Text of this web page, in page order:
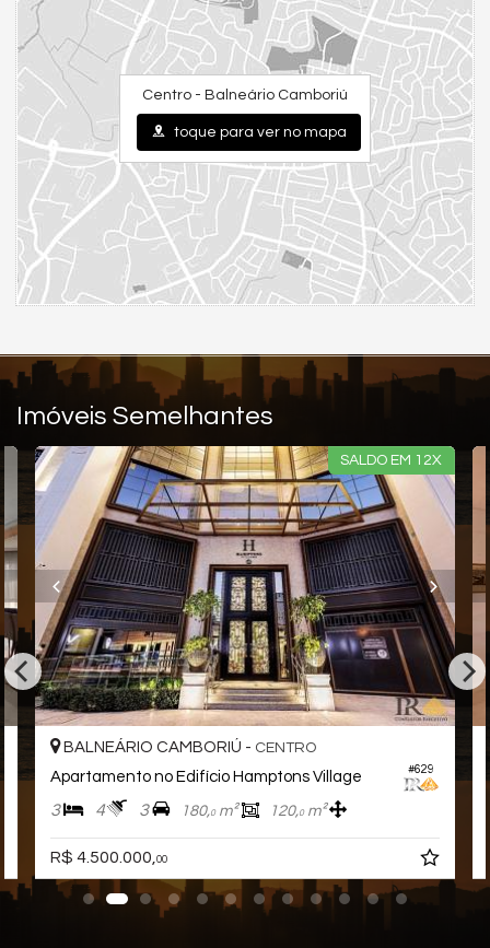
Cinema
Piscina
Quadra Esportiva
Spa
Espaço Gourmet
Espaço Fitness
Playground
Brinquedoteca
Quiosque Externo
Espaço Zen
Centro - Balneário Camboriú
toque para ver no mapa
Imóveis Semelhantes
SALDO EM 12X
#629
BALNEÁRIO CAMBORIÚ - CENTRO
Apartamento no Edifício Hamptons Village
3 4 3 180,0m² 120,0m²
R$ 4.500.000,00